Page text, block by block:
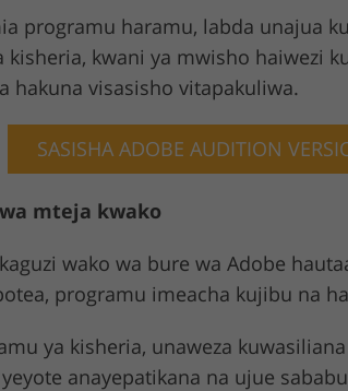
programu haramu, labda unajua
kwani ya mwisho haiwezi
hakuna visasisho vitapakuliwa.
SASISHA ADOBE AUDITION
mteja kwako
wako wa bure wa Adobe
programu imeacha kujibu na
ya kisheria, unaweza
anayepatikana na ujue